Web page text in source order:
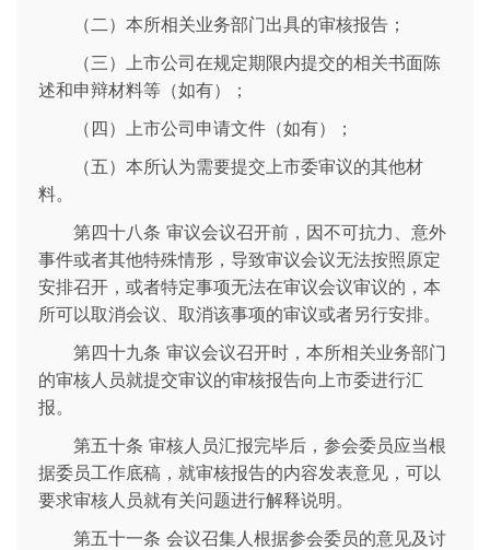
（二）本所相关业务部门出具的审核报告；
（三）上市公司在规定期限内提交的相关书面陈
述和申辩材料等（如有）；
（四）上市公司申请文件（如有）；
（五）本所认为需要提交上市委审议的其他材
料。
第四十八条 审议会议召开前，因不可抗力、意外
事件或者其他特殊情形，导致审议会议无法按照原定
安排召开，或者特定事项无法在审议会议审议的，本
所可以取消会议、取消该事项的审议或者另行安排。
第四十九条 审议会议召开时，本所相关业务部门
的审核人员就提交审议的审核报告向上市委进行汇
报。
第五十条 审核人员汇报完毕后，参会委员应当根
据委员工作底稿，就审核报告的内容发表意见，可以
要求审核人员就有关问题进行解释说明。
第五十一条 会议召集人根据参会委员的意见及讨